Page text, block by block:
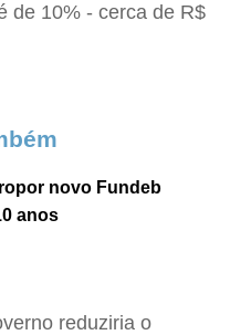
de 10% - cerca de R$
novo Fundeb
anos
reduziria o